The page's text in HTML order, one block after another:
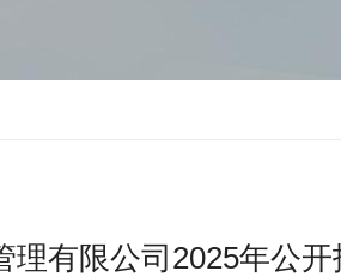
理有限公司2025年公